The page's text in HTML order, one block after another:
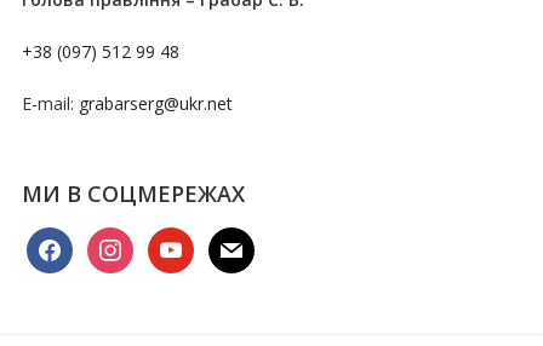
+38 (097) 512 99 48
E-mail: grabarserg@ukr.net
МИ В СОЦМЕРЕЖАХ
facebookinstagramyoutubemail